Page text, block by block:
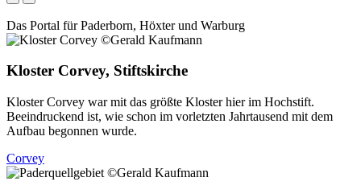
Das Portal fürPaderborn, Höxterund Warburg
Kloster Corvey, Stiftskirche
Kloster Corvey war mit das größte Kloster hier im Hochstift.
Beeindruckend ist, wie schon im vorletzten Jahrtausend mit dem
Aufbau begonnen wurde.
Corvey